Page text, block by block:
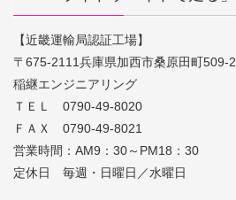
【近畿運輸局認証工場】
〒675-2111兵庫県加西市桑原田町509-2
稲継エンジニアリング
ＴＥＬ 0790-49-8020
ＦＡＸ 0790-49-8021
営業時間：AM9：30～PM18：30
定休日 毎週・日曜日／水曜日